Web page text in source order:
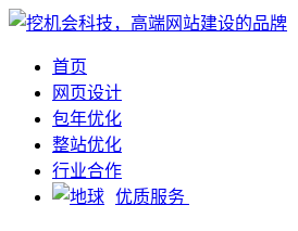
首页
网页设计
包年优化
整站优化
行业合作
优质服务